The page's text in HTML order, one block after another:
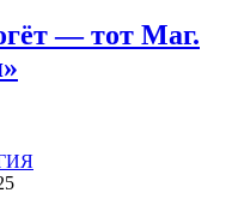
— тот Маг.